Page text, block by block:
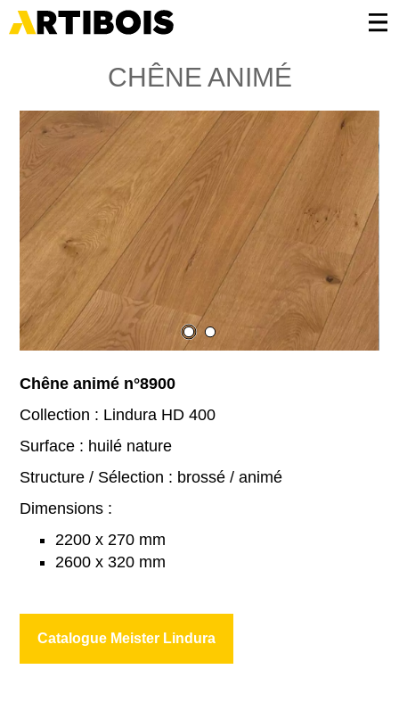
CHÊNE ANIMÉ
Chêne animé n°8900
Collection : Lindura HD 400
Surface : huilé nature
Structure / Sélection : brossé / animé
Dimensions :
2200 x 270 mm
2600 x 320 mm
Catalogue Meister Lindura
Panneau de gestion des cookies